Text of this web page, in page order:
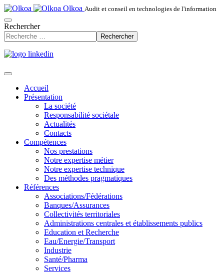
Olkoa Audit et conseil en technologies de l'information
Rechercher
Rechercher
Accueil
Présentation
La société
Responsabilité sociétale
Actualités
Contacts
Compétences
Nos prestations
Notre expertise métier
Notre expertise technique
Des méthodes pragmatiques
Références
Associations/Fédérations
Banques/Assurances
Collectivités territoriales
Administrations centrales et établissements publics
Education et Recherche
Eau/Energie/Transport
Industrie
Santé/Pharma
Services